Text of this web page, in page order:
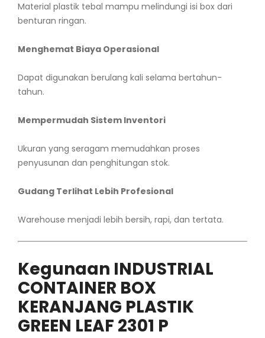
Material plastik tebal mampu melindungi isi box dari
benturan ringan.
Menghemat Biaya Operasional
Dapat digunakan berulang kali selama bertahun-
tahun.
Mempermudah Sistem Inventori
Ukuran yang seragam memudahkan proses
penyusunan dan penghitungan stok.
Gudang Terlihat Lebih Profesional
Warehouse menjadi lebih bersih, rapi, dan tertata.
Kegunaan INDUSTRIAL
CONTAINER BOX
KERANJANG PLASTIK
GREEN LEAF 2301 P